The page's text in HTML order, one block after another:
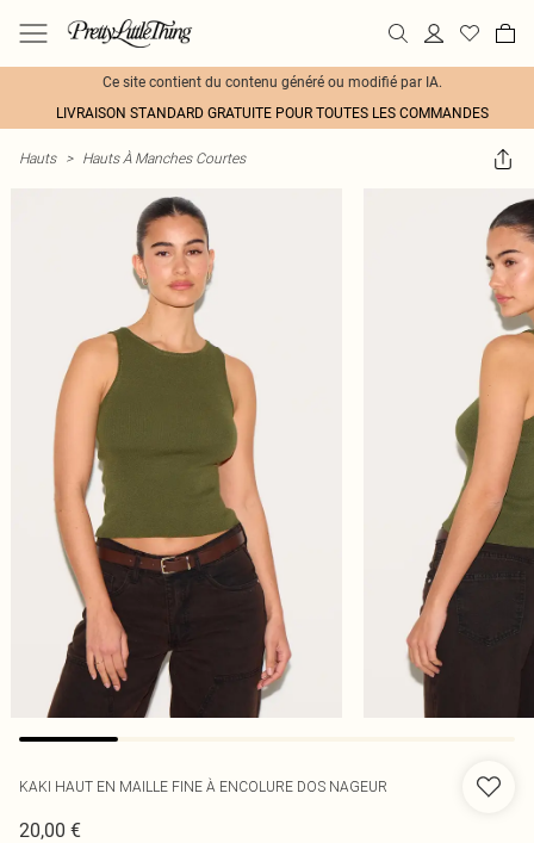
Ce site contient du contenu généré ou modifié par IA.
LIVRAISON STANDARD GRATUITE POUR TOUTES LES COMMANDES
Hauts > Hauts À Manches Courtes
KAKI HAUT EN MAILLE FINE À ENCOLURE DOS NAGEUR
20,00 €